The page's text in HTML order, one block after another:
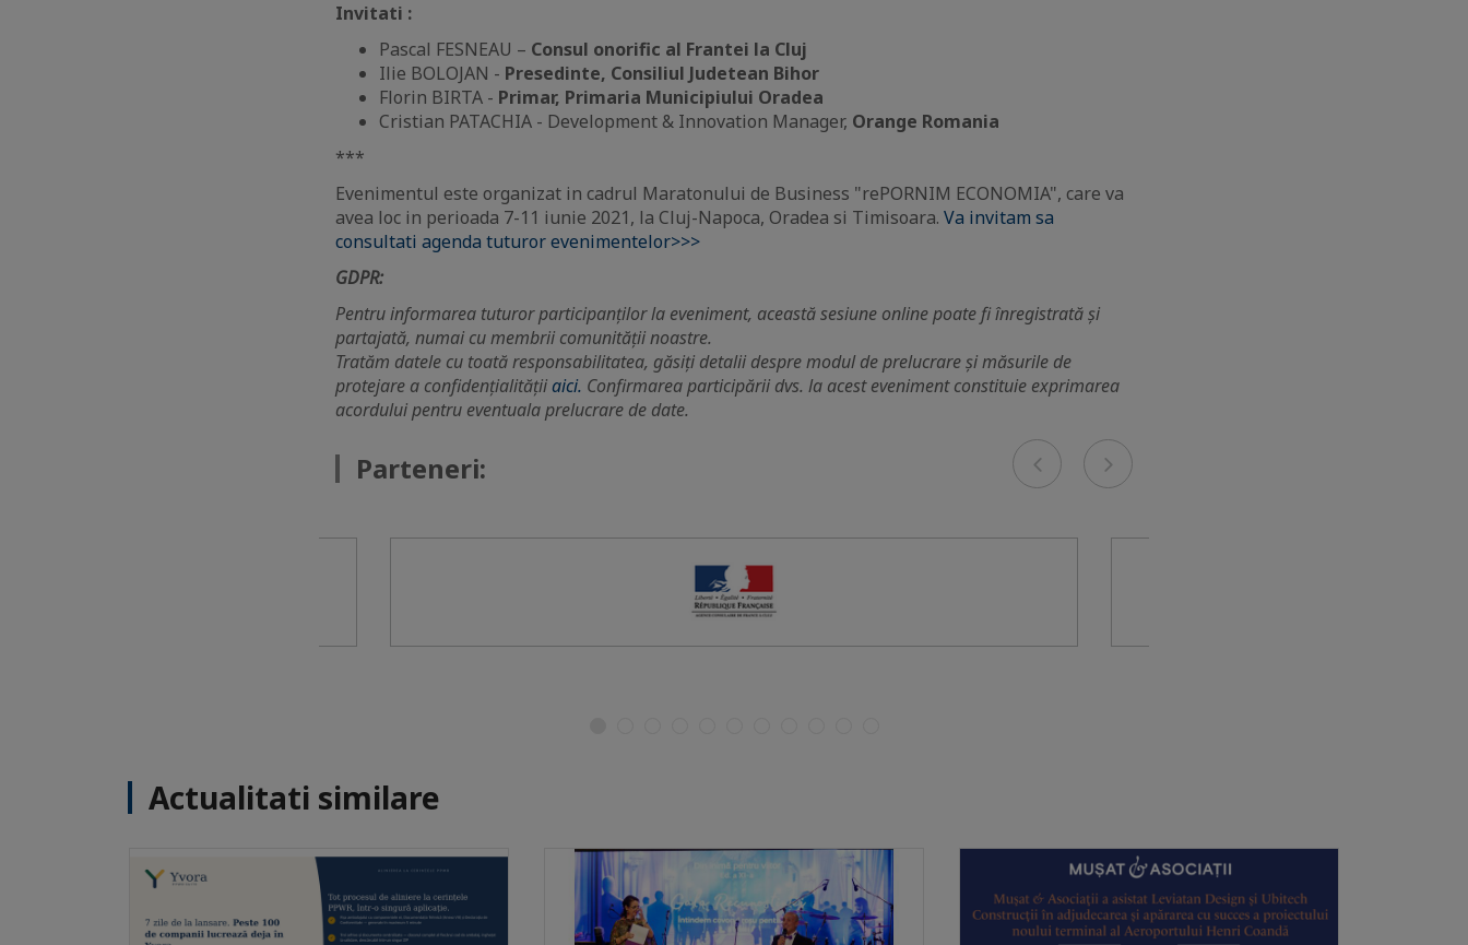
Invitati :
Pascal FESNEAU – Consul onorific al Frantei la Cluj
Ilie BOLOJAN - Presedinte, Consiliul Judetean Bihor
Florin BIRTA - Primar, Primaria Municipiului Oradea
Cristian PATACHIA - Development & Innovation Manager, ‎ Orange Romania
***
Evenimentul este organizat in cadrul Maratonului de Business "rePORNIM ECONOMIA", care va
avea loc in perioada 7-11 iunie 2021, la Cluj-Napoca, Oradea si Timisoara. Va invitam sa
consultati agenda tuturor evenimentelor>>>
GDPR:
Pentru informarea tuturor participanților la eveniment, această sesiune online poate fi înregistrată și
partajată, numai cu membrii comunității noastre.
Tratăm datele cu toată responsabilitatea, găsiți detalii despre modul de prelucrare și măsurile de
protejare a confidențialitățiiaici. Confirmarea participării dvs. la acest eveniment constituie exprimarea
acordului pentru eventuala prelucrare de date.
Parteneri:
Previous
Actualitati similare